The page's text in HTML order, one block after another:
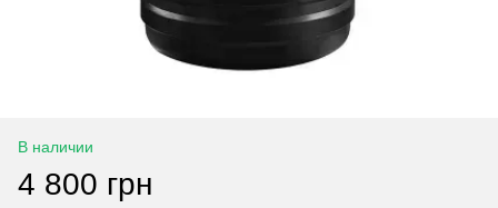
В наличии
4 800 грн